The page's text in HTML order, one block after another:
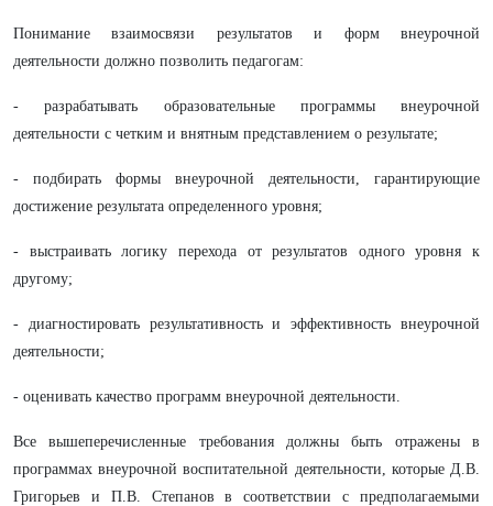
Понимание взаимосвязи результатов и форм внеурочной
деятельности должно позволить педагогам:
- разрабатывать образовательные программы внеурочной
деятельности с четким и внятным представлением о результате;
- подбирать формы внеурочной деятельности, гарантирующие
достижение результата определенного уровня;
- выстраивать логику перехода от результатов одного уровня к
другому;
- диагностировать результативность и эффективность внеурочной
деятельности;
- оценивать качество программ внеурочной деятельности.
Все вышеперечисленные требования должны быть отражены в
программах внеурочной воспитательной деятельности, которые Д.В.
Григорьев и П.В. Степанов в соответствии с предполагаемыми